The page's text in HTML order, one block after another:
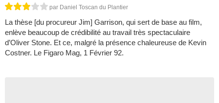
par Daniel Toscan du Plantier
La thèse [du procureur Jim] Garrison, qui sert de base au film,
enlève beaucoup de crédibilité au travail très spectaculaire
d’Oliver Stone. Et ce, malgré la présence chaleureuse de Kevin
Costner. Le Figaro Mag, 1 Février 92.